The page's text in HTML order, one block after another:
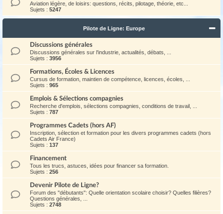
r
c
r
Aviation légère, de loisirs: questions, récits, pilotage, théorie, etc...
Sujets : 5247
Pilote de Ligne: Europe
Discussions générales
Discussions générales sur l'industrie, actualités, débats, ...
Sujets : 3956
Formations, Écoles & Licences
Cursus de formation, maintien de compétence, licences, écoles, ...
Sujets : 965
Emplois & Sélections compagnies
Recherche d'emplois, sélections compagnies, conditions de travail, ...
Sujets : 787
Programmes Cadets (hors AF)
Inscription, sélection et formation pour les divers programmes cadets (hors
Cadets Air France)
Sujets : 137
Financement
Tous les trucs, astuces, idées pour financer sa formation.
Sujets : 256
Devenir Pilote de Ligne?
Forum des "débutants": Quelle orientation scolaire choisir? Quelles filières?
Questions générales, ...
Sujets : 2748